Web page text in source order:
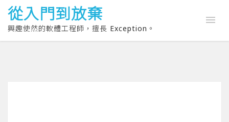
從入門到放棄
興趣使然的軟體工程師，擅長 Exception。